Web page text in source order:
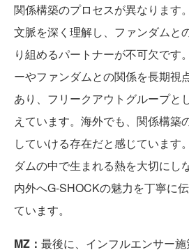
関係構築のプロセスが異なります
文脈を深く理解し、ファンダムと
り組めるパートナーが不可欠です
ーやファンダムとの関係を長期視
あり、フリークアウトグループと
えています。海外でも、関係構築
していける存在だと感じています
ダムの中で生まれる熱を大切にし
内外へG-SHOCKの魅力を丁寧に
ています。
MZ： 最後に、インフルエンサー